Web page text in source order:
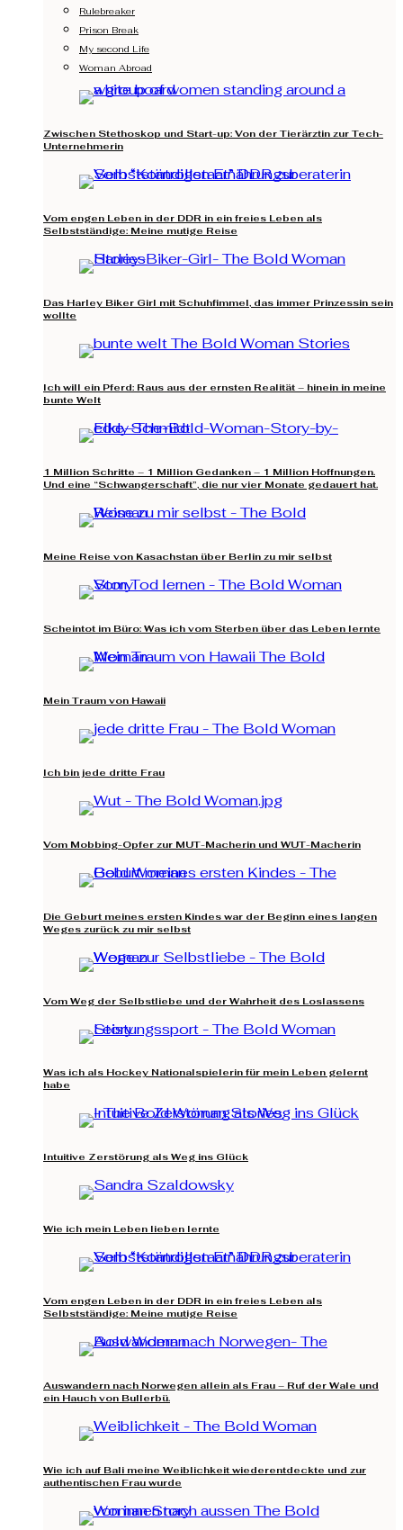
Rulebreaker
Prison Break
My second Life
Woman Abroad
Zwischen Stethoskop und Start-up: Von der Tierärztin zur Tech-
Unternehmerin
Vom engen Leben in der DDR in ein freies Leben als
Selbstständige: Meine mutige Reise
Das Harley Biker Girl mit Schuhfimmel, das immer Prinzessin sein
wollte
Ich will ein Pferd: Raus aus der ernsten Realität – hinein in meine
bunte Welt
1 Million Schritte – 1 Million Gedanken – 1 Million Hoffnungen.
Und eine “Schwangerschaft”, die nur vier Monate gedauert hat.
Meine Reise von Kasachstan über Berlin zu mir selbst
Scheintot im Büro: Was ich vom Sterben über das Leben lernte
Mein Traum von Hawaii
Ich bin jede dritte Frau
Vom Mobbing-Opfer zur MUT-Macherin und WUT-Macherin
Die Geburt meines ersten Kindes war der Beginn eines langen
Weges zurück zu mir selbst
Vom Weg der Selbstliebe und der Wahrheit des Loslassens
Was ich als Hockey Nationalspielerin für mein Leben gelernt
habe
Intuitive Zerstörung als Weg ins Glück
Wie ich mein Leben lieben lernte
Vom engen Leben in der DDR in ein freies Leben als
Selbstständige: Meine mutige Reise
Auswandern nach Norwegen allein als Frau – Ruf der Wale und
ein Hauch von Bullerbü.
Wie ich auf Bali meine Weiblichkeit wiederentdeckte und zur
authentischen Frau wurde